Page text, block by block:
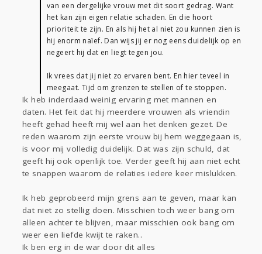
van een dergelijke vrouw met dit soort gedrag. Want
het kan zijn eigen relatie schaden. En die hoort
prioriteit te zijn. En als hij het al niet zou kunnen zien is
hij enorm naïef. Dan wijs jij er nog eens duidelijk op en
negeert hij dat en liegt tegen jou.
Ik vrees dat jij niet zo ervaren bent. En hier teveel in
meegaat. Tijd om grenzen te stellen of te stoppen.
Ik heb inderdaad weinig ervaring met mannen en
daten. Het feit dat hij meerdere vrouwen als vriendin
heeft gehad heeft mij wel aan het denken gezet. De
reden waarom zijn eerste vrouw bij hem weggegaan is,
is voor mij volledig duidelijk. Dat was zijn schuld, dat
geeft hij ook openlijk toe. Verder geeft hij aan niet echt
te snappen waarom de relaties iedere keer mislukken.
Ik heb geprobeerd mijn grens aan te geven, maar kan
dat niet zo stellig doen. Misschien toch weer bang om
alleen achter te blijven, maar misschien ook bang om
weer een liefde kwijt te raken..
Ik ben erg in de war door dit alles